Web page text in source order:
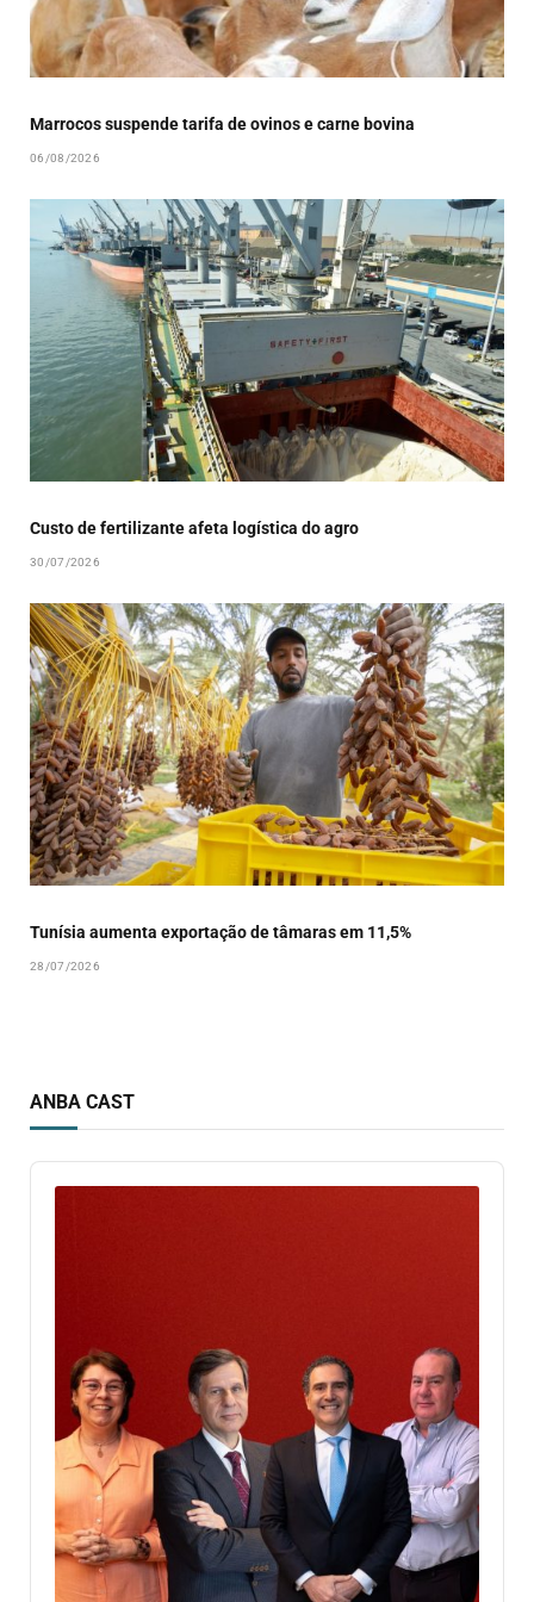
Marrocos suspende tarifa de ovinos e carne bovina
06/08/2026
Custo de fertilizante afeta logística do agro
30/07/2026
Tunísia aumenta exportação de tâmaras em 11,5%
28/07/2026
ANBA CAST
Audio
Player